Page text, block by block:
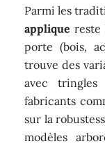
Parmi les
applique reste
porte (bois,
trouve des
avec tringles
fabricants
sur la
modèles